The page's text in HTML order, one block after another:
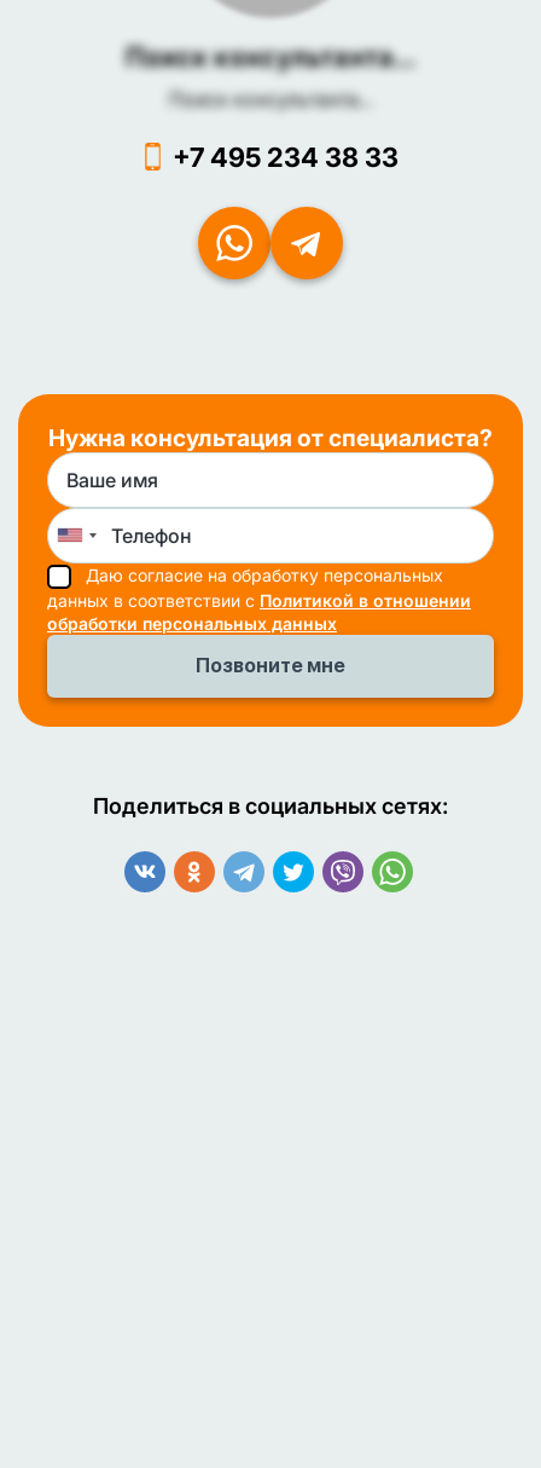
Поиск консультанта...
Поиск консультанта...
+7 495 234 38 33
Нужна консультация от специалиста?
Даю согласие на обработку персональных
данных в соответствии с Политикой в отношении
обработки персональных данных
Поделиться в социальных сетях: